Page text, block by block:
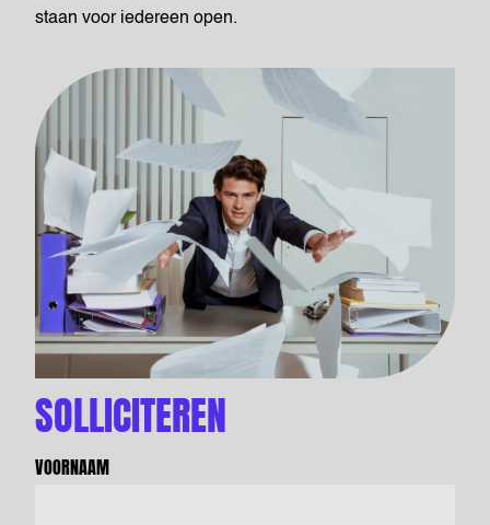
staan voor iedereen open.
SOLLICITEREN
VOORNAAM